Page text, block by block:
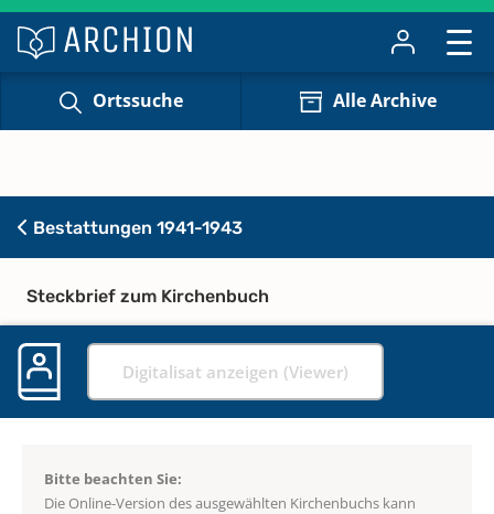
Ortssuche Alle Archive
Bestattungen 1941-1943
Steckbrief zum Kirchenbuch
Digitalisat anzeigen (Viewer)
Bitte beachten Sie:
Die Online-Version des ausgewählten Kirchenbuchs kann